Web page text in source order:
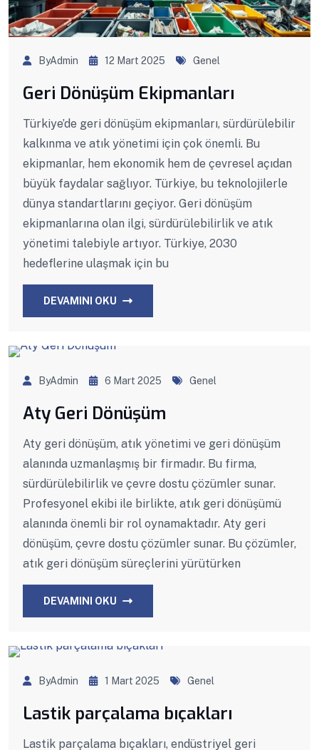
ByAdmin 12 Mart 2025 Genel
Geri Dönüşüm Ekipmanları
Türkiye’de geri dönüşüm ekipmanları, sürdürülebilir
kalkınma ve atık yönetimi için çok önemli. Bu
ekipmanlar, hem ekonomik hem de çevresel açıdan
büyük faydalar sağlıyor. Türkiye, bu teknolojilerle
dünya standartlarını geçiyor. Geri dönüşüm
ekipmanlarına olan ilgi, sürdürülebilirlik ve atık
yönetimi talebiyle artıyor. Türkiye, 2030
hedeflerine ulaşmak için bu
DEVAMINI OKU
ByAdmin 6 Mart 2025 Genel
Aty Geri Dönüşüm
Aty geri dönüşüm, atık yönetimi ve geri dönüşüm
alanında uzmanlaşmış bir firmadır. Bu firma,
sürdürülebilirlik ve çevre dostu çözümler sunar.
Profesyonel ekibi ile birlikte, atık geri dönüşümü
alanında önemli bir rol oynamaktadır. Aty geri
dönüşüm, çevre dostu çözümler sunar. Bu çözümler,
atık geri dönüşüm süreçlerini yürütürken
DEVAMINI OKU
ByAdmin 1 Mart 2025 Genel
Lastik parçalama bıçakları
Lastik parçalama bıçakları, endüstriyel geri